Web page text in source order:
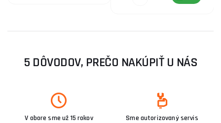
5 DÔVODOV, PREČO NAKÚPIŤ U NÁS
V obore sme už 15 rokov
Sme autorizovaný servis